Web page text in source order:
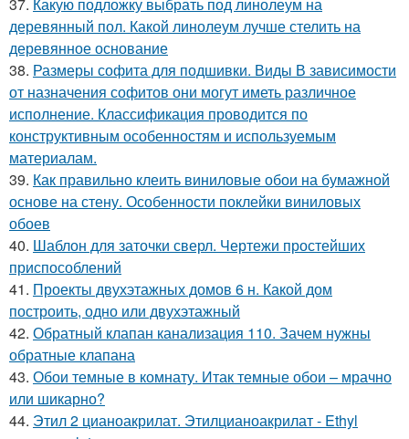
деревянный пол. Какой линолеум лучше стелить на
деревянное основание
38. Размеры софита для подшивки. Виды В зависимости
от назначения софитов они могут иметь различное
исполнение. Классификация проводится по
конструктивным особенностям и используемым
материалам.
39. Как правильно клеить виниловые обои на бумажной
основе на стену. Особенности поклейки виниловых
обоев
40. Шаблон для заточки сверл. Чертежи простейших
приспособлений
41. Проекты двухэтажных домов 6 н. Какой дом
построить, одно или двухэтажный
42. Обратный клапан канализация 110. Зачем нужны
обратные клапана
43. Обои темные в комнату. Итак темные обои – мрачно
или шикарно?
44. Этил 2 цианоакрилат. Этилцианоакрилат - Ethyl